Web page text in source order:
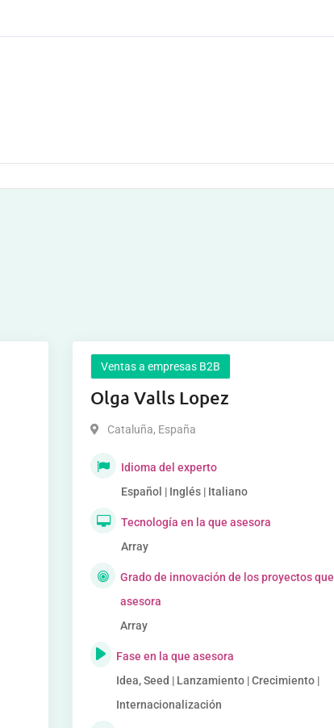
Ventas a empresas B2B
Olga Valls Lopez
Cataluña, España
Idioma del experto
Español | Inglés | Italiano
Tecnología en la que asesora
Array
Grado de innovación de los proyectos que
asesora
Array
Fase en la que asesora
Idea, Seed | Lanzamiento | Crecimiento |
Internacionalización